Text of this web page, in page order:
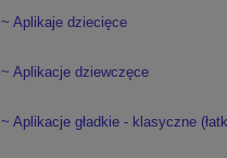
~ Aplikaje dziecięce
~ Aplikacje dziewczęce
~ Aplikacje gładkie - klasyczne